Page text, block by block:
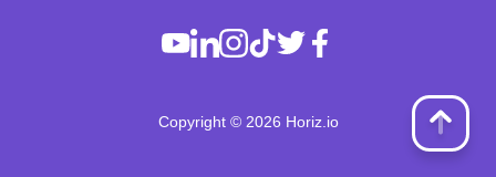
Copyright © 2026 Horiz.io